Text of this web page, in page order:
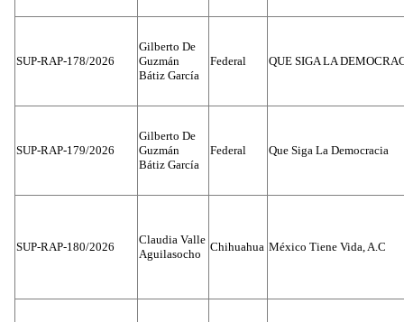
SUP-RAP-178/2026
Gilberto De
Guzmán
Bátiz García
Federal QUE SIGA LA
SUP-RAP-179/2026
Gilberto De
Guzmán
Bátiz García
Federal Que Siga La Democracia
SUP-RAP-180/2026
Claudia Valle
Aguilasocho
Chihuahua México Tiene Vida, A.C